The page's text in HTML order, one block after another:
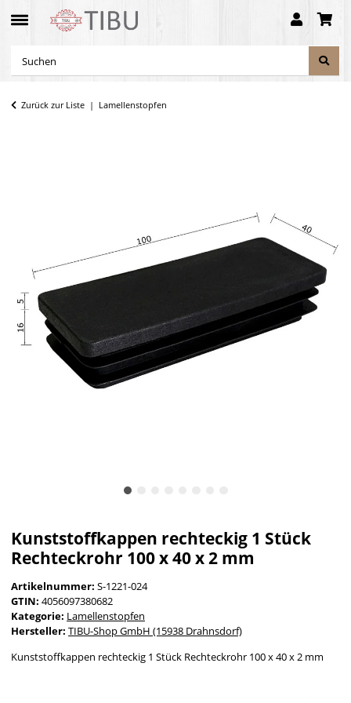
Zurück zur Liste Lamellenstopfen
Kunststoffkappen rechteckig 1 Stück
Rechteckrohr 100 x 40 x 2 mm
Artikelnummer: S-1221-024
GTIN: 4056097380682
Kategorie: Lamellenstopfen
Hersteller: TIBU-Shop GmbH (15938 Drahnsdorf)
Kunststoffkappen rechteckig 1 Stück Rechteckrohr 100 x 40 x 2 mm